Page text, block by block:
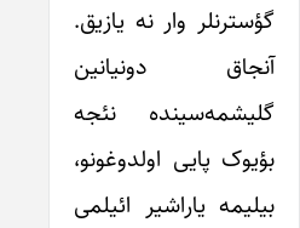
گؤسترنلر وار نه یازیق.
آنجاق دونیانین
گلیشمه‌سینده نئجه
بؤیوک پایی اولدوغونو،
بیلیمه یاراشیر ائیلمی